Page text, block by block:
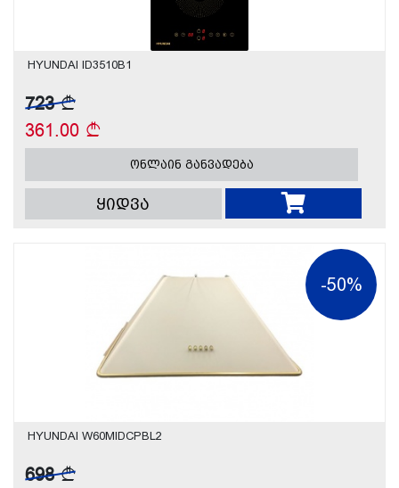
HYUNDAI ID3510B1
723
361.00
ონლაინ განვადება
ყიდვა
-50%
HYUNDAI W60MIDCPBL2
698